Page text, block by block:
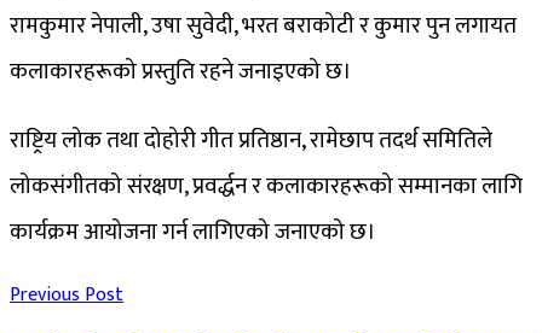
रामकुमार नेपाली, उषा सुवेदी, भरत बराकोटी र कुमार पुन लगायत
कलाकारहरूको प्रस्तुति रहने जनाइएको छ।
राष्ट्रिय लोक तथा दोहोरी गीत प्रतिष्ठान, रामेछाप तदर्थ समितिले
लोकसंगीतको संरक्षण, प्रवर्द्धन र कलाकारहरूको सम्मानका लागि
कार्यक्रम आयोजना गर्न लागिएको जनाएको छ।
Previous Post